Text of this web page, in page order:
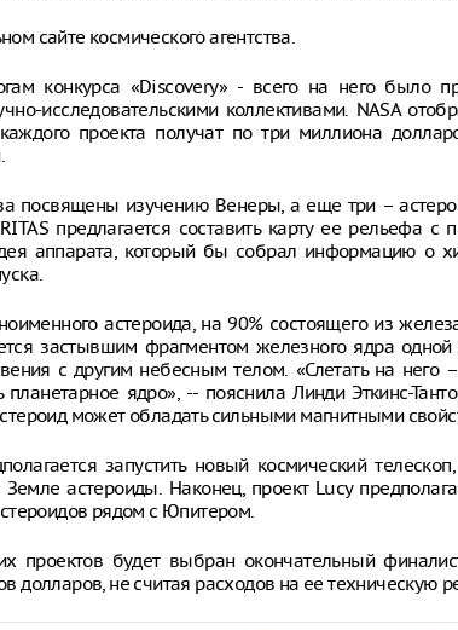
сайте космического агентства.
конкурса «Discovery» - всего на него было
исследовательскими коллективами. NASA
проекта получат по три миллиона
посвящены изучению Венеры, а еще три –
предлагается составить карту ее рельефа
аппарата, который бы собрал информацию о
астероида, на 90% состоящего из
застывшим фрагментом железного ядра одной
с другим небесным телом. «Слетать на него
ядро», -- пояснила Линди Эткинс-
может обладать сильными магнитными
запустить новый космический
астероиды. Наконец, проект Lucy
рядом с Юпитером.
проектов будет выбран окончательный
долларов, не считая расходов на ее техническую